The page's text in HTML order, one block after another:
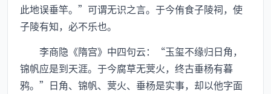
此地误垂竿。”可谓无识之言。于今侑食子陵祠，使
子陵有知，必不乐也。
李商隐《隋宫》中四句云：“玉玺不缘归日角，
锦帆应是到天涯。于今腐草无蓂火，终古垂杨有暮
鸦。”日角、锦帆、蓂火、垂杨是实事，却以他字面